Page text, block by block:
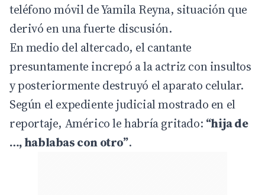
teléfono móvil de Yamila Reyna, situación que
derivó en una fuerte discusión.
En medio del altercado, el cantante
presuntamente increpó a la actriz con insultos
y posteriormente destruyó el aparato celular.
Según el expediente judicial mostrado en el
reportaje, Américo le habría gritado: “hija de
…, hablabas con otro”.